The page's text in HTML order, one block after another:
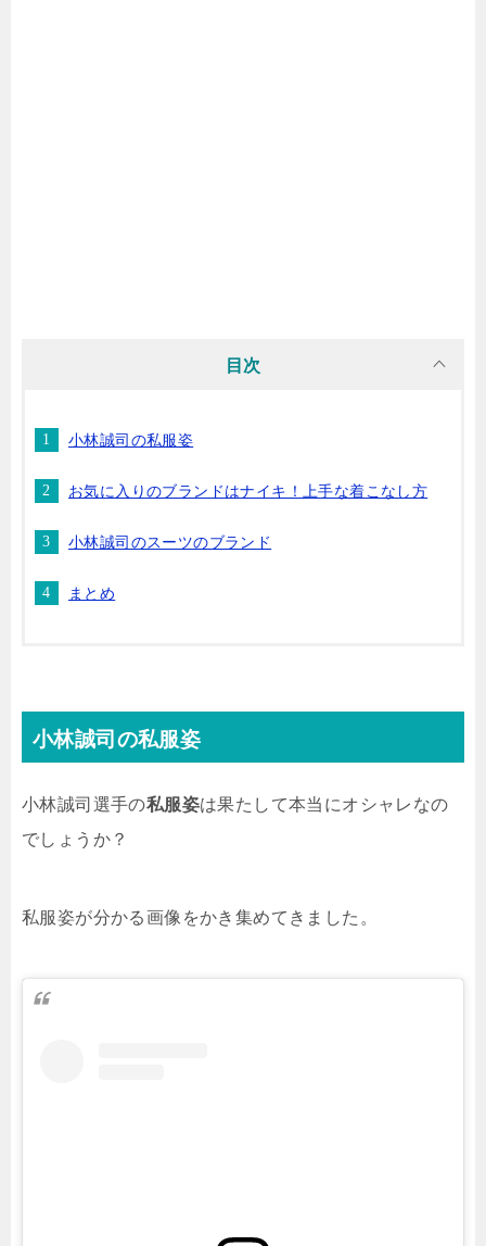
目次
小林誠司の私服姿
お気に入りのブランドはナイキ！上手な着こなし方
小林誠司のスーツのブランド
まとめ
小林誠司の私服姿
小林誠司選手の私服姿は果たして本当にオシャレなの
でしょうか？
私服姿が分かる画像をかき集めてきました。